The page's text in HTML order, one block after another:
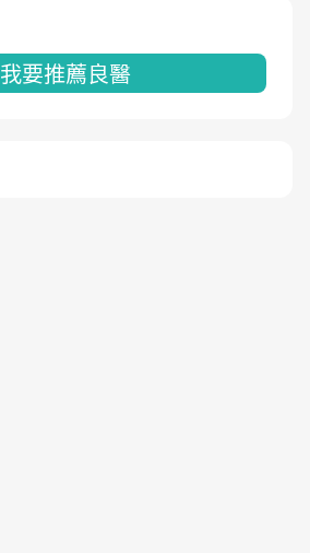
我要推薦良醫